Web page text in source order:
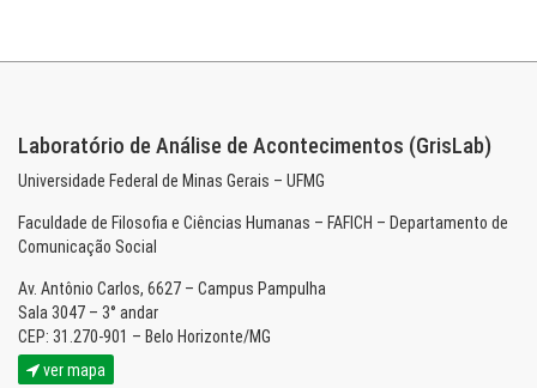
Laboratório de Análise de Acontecimentos (GrisLab)
Universidade Federal de Minas Gerais – UFMG
Faculdade de Filosofia e Ciências Humanas – FAFICH – Departamento de
Comunicação Social
Av. Antônio Carlos, 6627 – Campus Pampulha
Sala 3047 – 3° andar
CEP: 31.270-901 – Belo Horizonte/MG
ver mapa